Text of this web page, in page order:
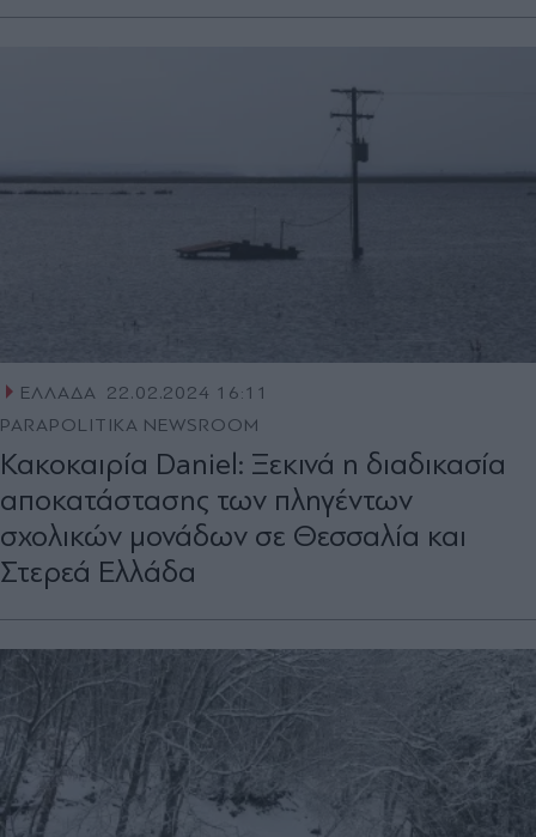
ΕΛΛΑΔΑ 22.02.2024 16:11
PARAPOLITIKA NEWSROOM
Κακοκαιρία Daniel: Ξεκινά η διαδικασία
αποκατάστασης των πληγέντων
σχολικών μονάδων σε Θεσσαλία και
Στερεά Ελλάδα